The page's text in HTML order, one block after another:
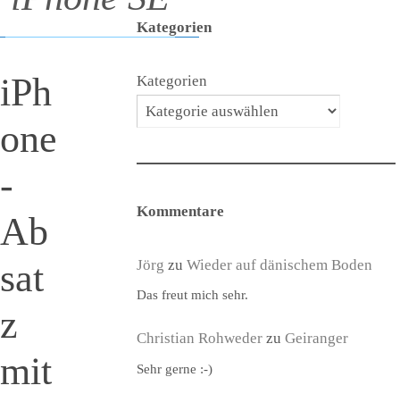
iPh
one
-
Ab
sat
z
mit
Kategorien
Kategorien
Kommentare
Jörg zu Wieder auf dänischem Boden
Das freut mich sehr.
Christian Rohweder zu Geiranger
Sehr gerne :-)